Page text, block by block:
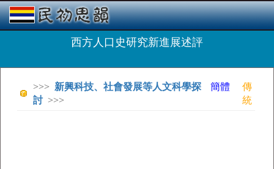
西方人口史研究新進展述評
>>> 新興科技、社會發展等人文科學探
討>>>
簡體
傳
統